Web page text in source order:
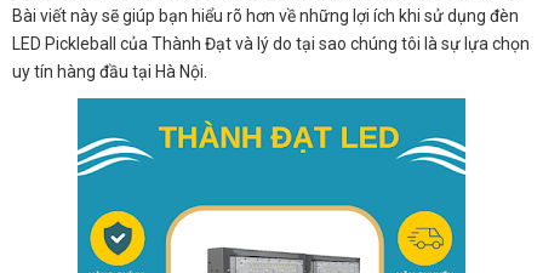
Bài viết này sẽ giúp bạn hiểu rõ hơn về những lợi ích khi sử dụng đèn
LED Pickleball của Thành Đạt và lý do tại sao chúng tôi là sự lựa chọn
uy tín hàng đầu tại Hà Nội.